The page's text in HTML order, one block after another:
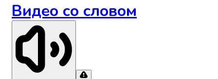
Видео со словом